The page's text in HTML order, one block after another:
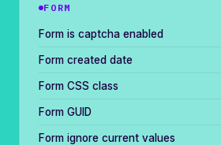
FORM
Form is captcha enabled
Form created date
Form CSS class
Form GUID
Form ignore current values